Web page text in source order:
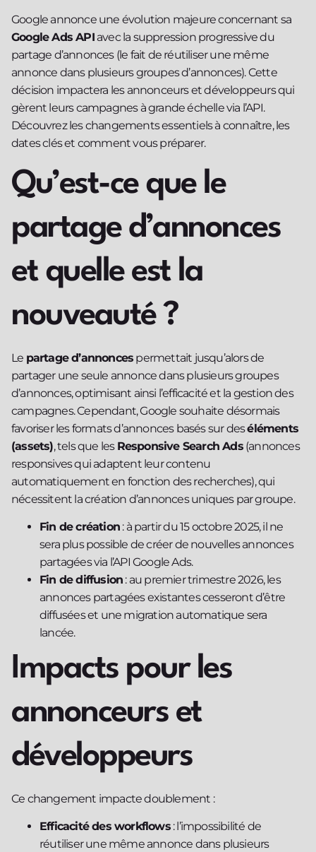
Google annonce une évolution majeure concernant sa
Google Ads APIavec la suppression progressive du
partage d’annonces (le fait de réutiliser une même
annonce dans plusieurs groupes d’annonces). Cette
décision impactera les annonceurs et développeurs qui
gèrent leurs campagnes à grande échelle via l’API.
Découvrez les changements essentiels à connaître, les
dates clés et comment vous préparer.
Qu’est-ce que le
partage d’annonces
et quelle est la
nouveauté ?
Le partage d’annonces permettait jusqu’alors de
partager une seule annonce dans plusieurs groupes
d’annonces, optimisant ainsi l’efficacité et la gestion des
campagnes. Cependant, Google souhaite désormais
favoriser les formats d’annonces basés sur deséléments
(assets), tels que les Responsive Search Ads(annonces
responsives qui adaptent leur contenu
automatiquement en fonction des recherches), qui
nécessitent la création d’annonces uniques par groupe.
Fin de création : à partir du 15 octobre 2025, il ne
sera plus possible de créer de nouvelles annonces
partagées via l’API Google Ads.
Fin de diffusion : au premier trimestre 2026, les
annonces partagées existantes cesseront d’être
diffusées et une migration automatique sera
lancée.
Impacts pour les
annonceurs et
développeurs
Ce changement impacte doublement :
Efficacité des workflows: l’impossibilité de
réutiliser une même annonce dans plusieurs